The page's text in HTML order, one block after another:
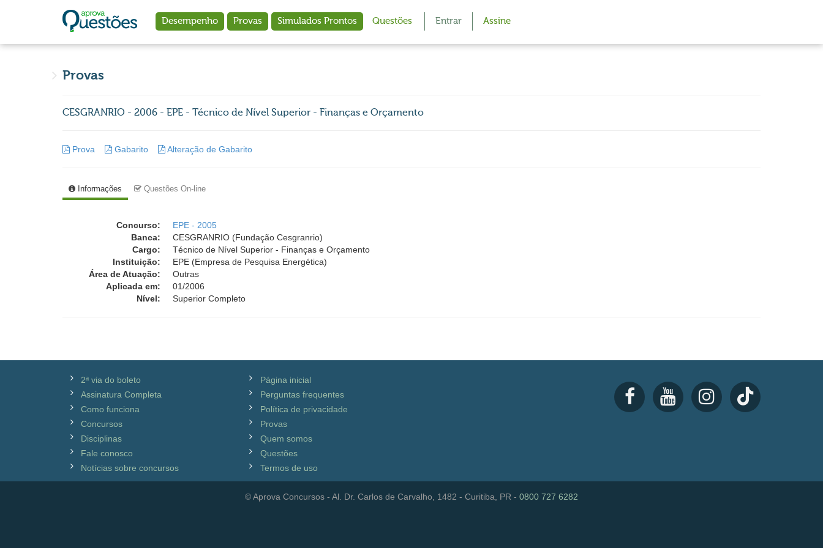
Desempenho Provas Simulados Prontos Questões Entrar Assine
Provas
CESGRANRIO - 2006 - EPE - Técnico de Nível Superior - Finanças e Orçamento
Prova Gabarito Alteração de Gabarito
Informações Questões On-line
Concurso:
EPE - 2005
Banca:
CESGRANRIO (Fundação Cesgranrio)
Cargo:
Técnico de Nível Superior - Finanças e Orçamento
Instituição:
EPE (Empresa de Pesquisa Energética)
Área de Atuação:
Outras
Aplicada em:
01/2006
Nível:
Superior Completo
2ª via do boleto
Assinatura Completa
Como funciona
Concursos
Disciplinas
Fale conosco
Notícias sobre concursos
Página inicial
Perguntas frequentes
Política de privacidade
Provas
Quem somos
Questões
Termos de uso
© Aprova Concursos - Al. Dr. Carlos de Carvalho, 1482 - Curitiba, PR - 0800 727 6282